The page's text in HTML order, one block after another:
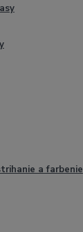
a farbenie